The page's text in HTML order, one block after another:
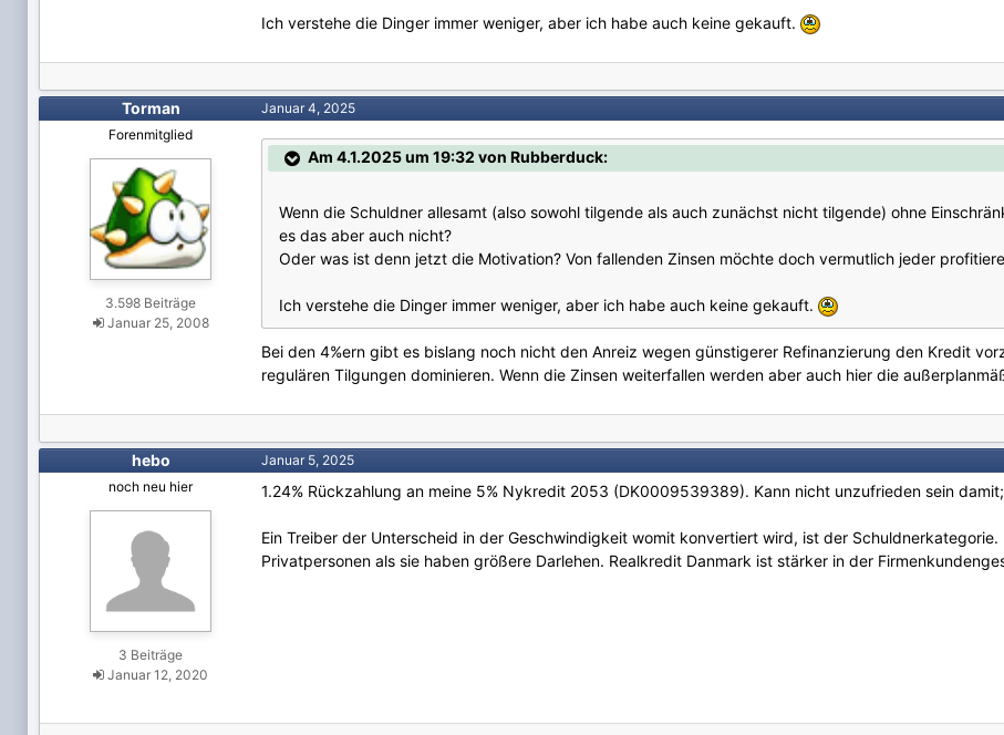
Ich verstehe die Dinger immer weniger, aber ich habe auch keine gekauft.
Torman
Forenmitglied
3.598 Beiträge
Januar 25, 2008
Januar 4, 2025
Am 4.1.2025 um 19:32 von Rubberduck:
Wenn die Schuldner allesamt (also sowohl tilgende als auch zunächst nicht tilgende) ohne
es das aber auch nicht?
Oder was ist denn jetzt die Motivation? Von fallenden Zinsen möchte doch vermutlich jeder
Ich verstehe die Dinger immer weniger, aber ich habe auch keine gekauft.
Bei den 4%ern gibt es bislang noch nicht den Anreiz wegen günstigerer Refinanzierung den Kredit
regulären Tilgungen dominieren. Wenn die Zinsen weiterfallen werden aber auch hier die
hebo
noch neu hier
3 Beiträge
Januar 12, 2020
Januar 5, 2025
1.24% Rückzahlung an meine 5% Nykredit 2053 (DK0009539389). Kann nicht unzufrieden sein
Ein Treiber der Unterscheid in der Geschwindigkeit womit konvertiert wird, ist der Schuldnerkategorie.
Privatpersonen als sie haben größere Darlehen. Realkredit Danmark ist stärker in der